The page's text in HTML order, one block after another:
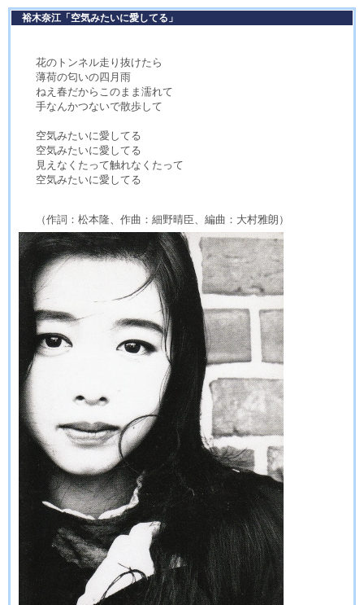
裕木奈江「空気みたいに愛してる」
花のトンネル走り抜けたら
薄荷の匂いの四月雨
ねえ春だからこのまま濡れて
手なんかつないで散歩して
空気みたいに愛してる
空気みたいに愛してる
見えなくたって触れなくたって
空気みたいに愛してる
（作詞：松本隆、作曲：細野晴臣、編曲：大村雅朗）